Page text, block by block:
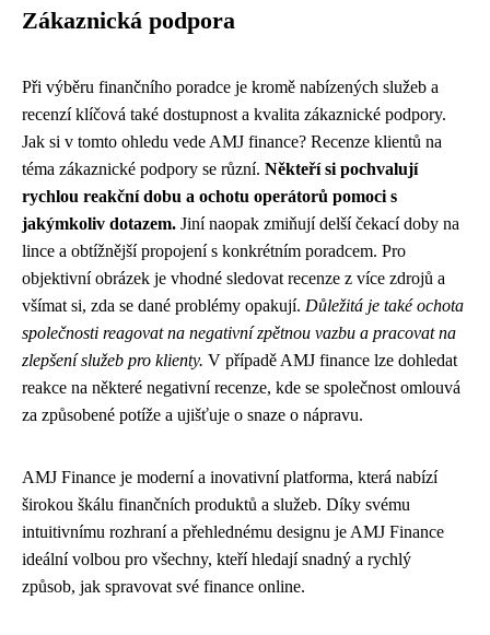
Zákaznická podpora
Při výběru finančního poradce je kromě nabízených služeb a
recenzí klíčová také dostupnost a kvalita zákaznické podpory.
Jak si v tomto ohledu vede AMJ finance? Recenze klientů na
téma zákaznické podpory se různí. Někteří si pochvalují
rychlou reakční dobu a ochotu operátorů pomoci s
jakýmkoliv dotazem. Jiní naopak zmiňují delší čekací doby na
lince a obtížnější propojení s konkrétním poradcem. Pro
objektivní obrázek je vhodné sledovat recenze z více zdrojů a
všímat si, zda se dané problémy opakují. Důležitá je také ochota
společnosti reagovat na negativní zpětnou vazbu a pracovat na
zlepšení služeb pro klienty. V případě AMJ finance lze dohledat
reakce na některé negativní recenze, kde se společnost omlouvá
za způsobené potíže a ujišťuje o snaze o nápravu.
AMJ Finance je moderní a inovativní platforma, která nabízí
širokou škálu finančních produktů a služeb. Díky svému
intuitivnímu rozhraní a přehlednému designu je AMJ Finance
ideální volbou pro všechny, kteří hledají snadný a rychlý
způsob, jak spravovat své finance online.